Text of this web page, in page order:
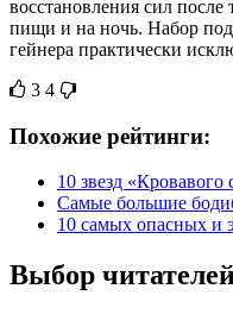
восстановления сил
пищи и на ночь. Набор
гейнера практически
3 4
Похожие рейтинги:
10 звезд «Кровавого
Самые большие
10 самых опасных и
Выбор